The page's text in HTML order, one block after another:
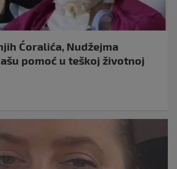
Ćoralića, Nudžejma
pomoć u teškoj životnoj